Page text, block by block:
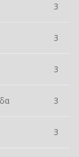
3
3
3
3
3